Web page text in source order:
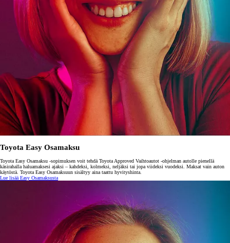
Toyota Easy Osamaksu
Toyota Easy Osamaksu -sopimuksen voit tehdä Toyota Approved Vaihtoautot -ohjelman autolle pienellä
käsirahalla haluamaksesi ajaksi – kahdeksi, kolmeksi, neljäksi tai jopa viideksi vuodeksi. Maksat vain auton
käytöstä. Toyota Easy Osamaksuun sisältyy aina taattu hyvityshinta.
Lue lisää Easy Osamaksusta